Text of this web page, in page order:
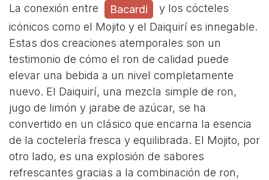
La conexión entre Bacardi
y los cócteles
icónicos como el Mojito y el Daiquirí es innegable.
Estas dos creaciones atemporales son un
testimonio de cómo el ron de calidad puede
elevar una bebida a un nivel completamente
nuevo. El Daiquirí, una mezcla simple de ron,
jugo de limón y jarabe de azúcar, se ha
convertido en un clásico que encarna la esencia
de la coctelería fresca y equilibrada. El Mojito, por
otro lado, es una explosión de sabores
refrescantes gracias a la combinación de ron,